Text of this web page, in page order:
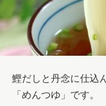
鰹だしと丹念に仕込
「めんつゆ」です。